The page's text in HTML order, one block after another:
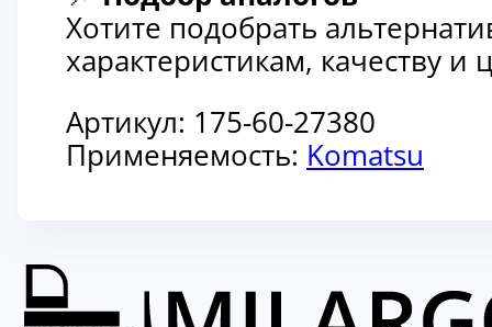
Хотите подобрать
характеристикам, качеству
Артикул: 175-60-27380
Применяемость: Komatsu